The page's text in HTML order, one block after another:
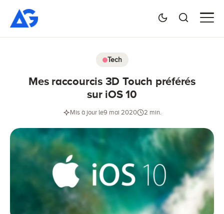
Tech
Mes raccourcis 3D Touch préférés
sur iOS 10
Mis à jour le9 mai 2020 2 min.